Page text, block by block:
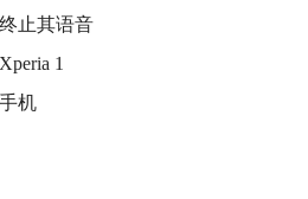
止其语音
1
机